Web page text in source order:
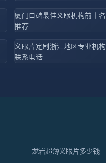
厦门口碑最佳义眼机构前十名
推荐
义眼片定制浙江地区专业机构
联系电话
龙岩超薄义眼片多少钱